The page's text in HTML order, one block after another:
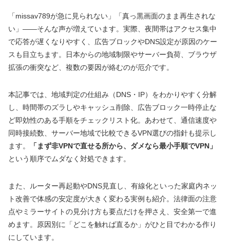
「missav789が急に見られない」「真っ黒画面のまま再生されな
い」――そんな声が増えています。実際、夜間帯はアクセス集中
で応答が遅くなりやすく、広告ブロックやDNS設定が原因のケー
スも目立ちます。日本からの地域制限やサーバー負荷、ブラウザ
拡張の衝突など、複数の要因が絡むのが厄介です。
本記事では、地域判定の仕組み（DNS・IP）をわかりやすく分解
し、時間帯のズラしやキャッシュ削除、広告ブロック一時停止な
ど即効性のある手順をチェックリスト化。あわせて、通信速度や
同時接続数、サーバー地域で比較できるVPN選びの指針も提示し
ます。
「まず非VPNで直せる所から、ダメなら最小手順でVPN」
という順序でムダなく対処できます。
また、ルーター再起動やDNS見直し、有線化といった家庭内ネッ
ト改善で体感の安定度が大きく変わる実例も紹介。法律面の注意
点やミラーサイトの見分け方も要点だけを押さえ、安全第一で進
めます。原因別に「どこを触れば直るか」がひと目でわかる作り
にしています。